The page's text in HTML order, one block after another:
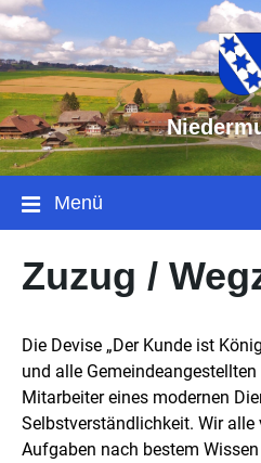
Menü
Zuzug /
Die Devise „Der Kunde ist
und alle
Mitarbeiter eines modernen
Selbstverständlichkeit. Wir alle
Aufgaben nach bestem